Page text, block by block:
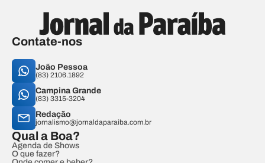
Contate-nos
João Pessoa
(83) 2106.1892
Campina Grande
(83) 3315-3204
Redação
jornalismo@jornaldaparaiba.com.br
Qual a Boa?
Agenda de Shows
O que fazer?